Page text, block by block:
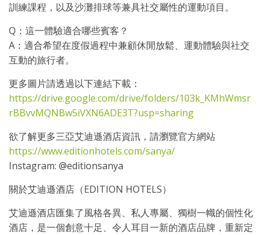
訓練課程，以及沙灘排球等兼具社交屬性的運動項目。
Q：這一體驗適合哪些賓客？
A：適合希望在度假過程中兼顧休閒放鬆、運動體驗與社交
互動的旅行者。
更多圖片請透過以下連結下載：
https://drive.google.com/drive/folders/103k_KMhWmsr
rBBvvMQNBw5iVXN6ADE3T?usp=sharing
欲了解更多三亞艾迪遜酒店資訊，請瀏覽官方網站
https://www.editionhotels.com/sanya/
Instagram: @editionsanya
關於艾迪遜酒店（EDITION HOTELS）
艾迪遜酒店匯集了風格各異、私人專屬、獨樹一幟的個性化
酒店，是一個創意十足、令人耳目一新的酒店品牌，重新定